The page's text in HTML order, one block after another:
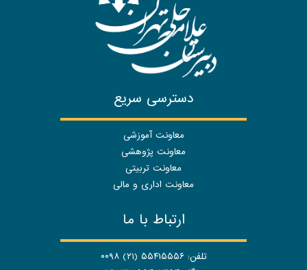
دسترسی سریع
معاونت آموزشی
معاونت پژوهشی
معاونت تربیتی
معاونت اداری و مالی
ارتباط با ما